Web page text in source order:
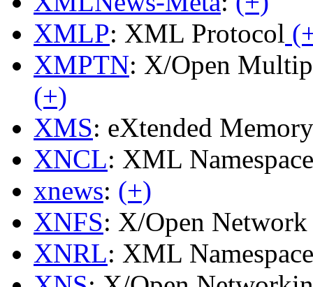
XMLP: XML Protocol
XMPTN: X/Open
(+)
XMS: eXtended
XNCL: XML
xnews: (+)
XNFS: X/Open
XNRL: XML